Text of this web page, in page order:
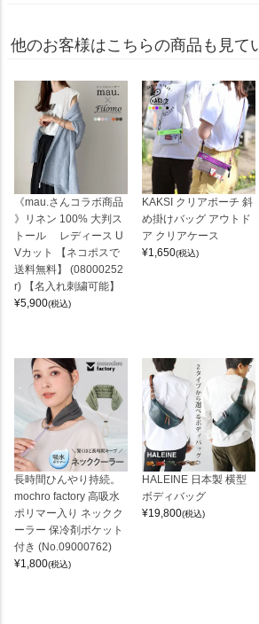
他のお客様はこちらの商品も見て
《mau.さんコラボ商品
》リネン 100% 大判ス
トール レディース U
Vカット 【ネコポスで
送料無料】 (08000252
r) 【名入れ刺繍可能】
¥5,900(税込)
KAKSI クリアポーチ 斜
め掛けバッグ アウトド
ア クリアケース
¥1,650(税込)
長時間ひんやり持続。
mochro factory 高吸水
ポリマー入り ネックク
ーラー 保冷剤ポケット
付き (No.09000762)
¥1,800(税込)
HALEINE 日本製 横型
ボディバッグ
¥19,800(税込)